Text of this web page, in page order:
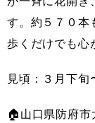
す。約５７０本
歩くだけでも心
見頃：３月下旬
🏠山口県防府市